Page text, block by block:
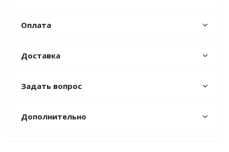
Оплата
Доставка
Задать вопрос
Дополнительно